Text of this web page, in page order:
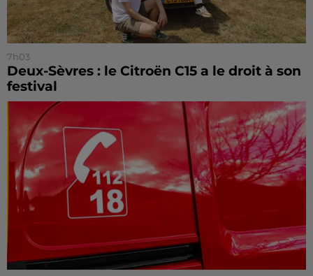
7h03
Deux-Sèvres : le Citroën C15 a le droit à son
festival